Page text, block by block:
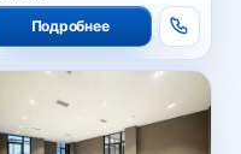
Подробнее